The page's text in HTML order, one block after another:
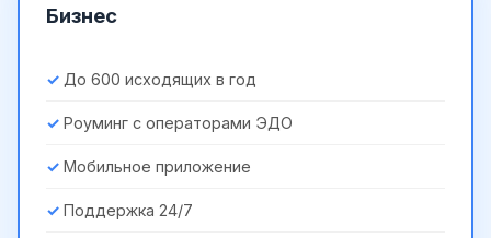
Бизнес
До 600 исходящих в год
Роуминг с операторами ЭДО
Мобильное приложение
Поддержка 24/7